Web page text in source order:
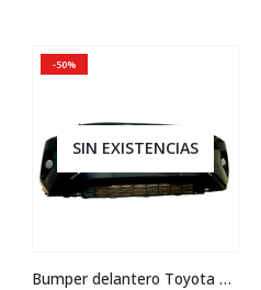
-50%
SIN EXISTENCIAS
Bumper delantero Toyota RAV4 2020